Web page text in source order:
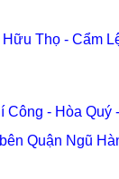
Thọ - Cẩm
Công - Hòa Quý
Quận Ngũ